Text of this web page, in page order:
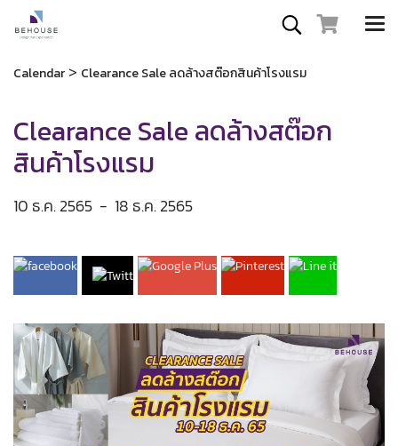
Calendar > Clearance Sale ลดล้างสต๊อกสินค้าโรงแรม
Clearance Sale ลดล้างสต๊อก
สินค้าโรงแรม
10 ธ.ค. 2565 - 18 ธ.ค. 2565